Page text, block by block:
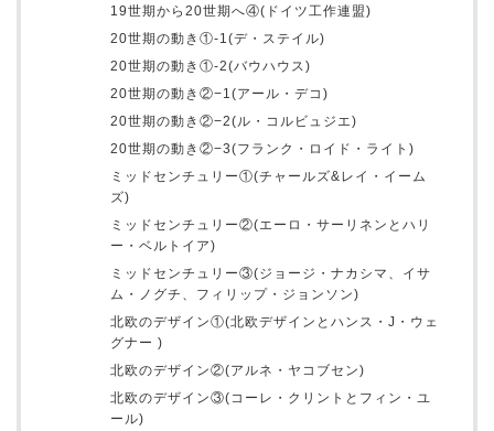
19世期から20世期へ④(ドイツ工作連盟)
20世期の動き①-1(デ・ステイル)
20世期の動き①-2(バウハウス)
20世期の動き②−1(アール・デコ)
20世期の動き②−2(ル・コルビュジエ)
20世期の動き②−3(フランク・ロイド・ライト)
ミッドセンチュリー①(チャールズ&レイ・イーム
ズ)
ミッドセンチュリー②(エーロ・サーリネンとハリ
ー・ベルトイア)
ミッドセンチュリー③(ジョージ・ナカシマ、イサ
ム・ノグチ、フィリップ・ジョンソン)
北欧のデザイン①(北欧デザインとハンス・J・ウェ
グナー )
北欧のデザイン②(アルネ・ヤコブセン)
北欧のデザイン③(コーレ・クリントとフィン・ユ
ール)